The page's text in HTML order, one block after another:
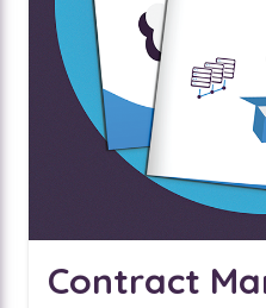
Contract